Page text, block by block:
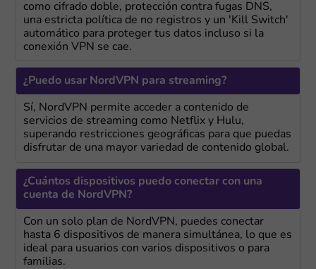
como cifrado doble, protección contra fugas DNS,
una estricta política de no registros y un 'Kill Switch'
automático para proteger tus datos incluso si la
conexión VPN se cae.
¿Puedo usar NordVPN para streaming?
Sí, NordVPN permite acceder a contenido de
servicios de streaming como Netflix y Hulu,
superando restricciones geográficas para que puedas
disfrutar de una mayor variedad de contenido global.
¿Cuántos dispositivos puedo conectar con una
cuenta de NordVPN?
Con un solo plan de NordVPN, puedes conectar
hasta 6 dispositivos de manera simultánea, lo que es
ideal para usuarios con varios dispositivos o para
familias.